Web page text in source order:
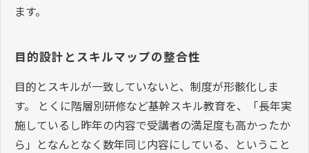
ます。
目的設計とスキルマップの整合性
目的とスキルが一致していないと、制度が形骸化しま
す。 とくに階層別研修など基幹スキル教育を、「長年実
施しているし昨年の内容で受講者の満足度も高かったか
ら」となんとなく数年同じ内容にしている、ということ